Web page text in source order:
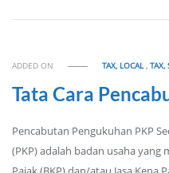
ADDED ON TAX, LOCAL,TAX,
Tata Cara
Pencabutan Pengukuhan PKP
(PKP) adalah badan usaha yang